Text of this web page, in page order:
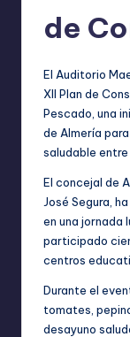
de
El Auditorio
XII Plan de
Pescado, una
de Almería
saludable
El concejal de
José Segura,
en una jornada
participado
centros
Durante el
tomates,
desayuno